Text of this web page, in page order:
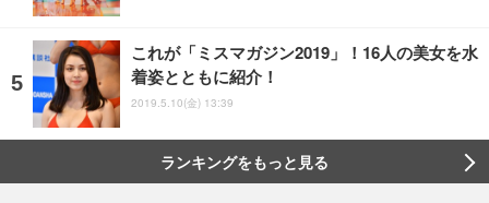
これが「ミスマガジン2019」！16人の美女を水
着姿とともに紹介！
2019.5.10(金) 13:39
ランキングをもっと見る